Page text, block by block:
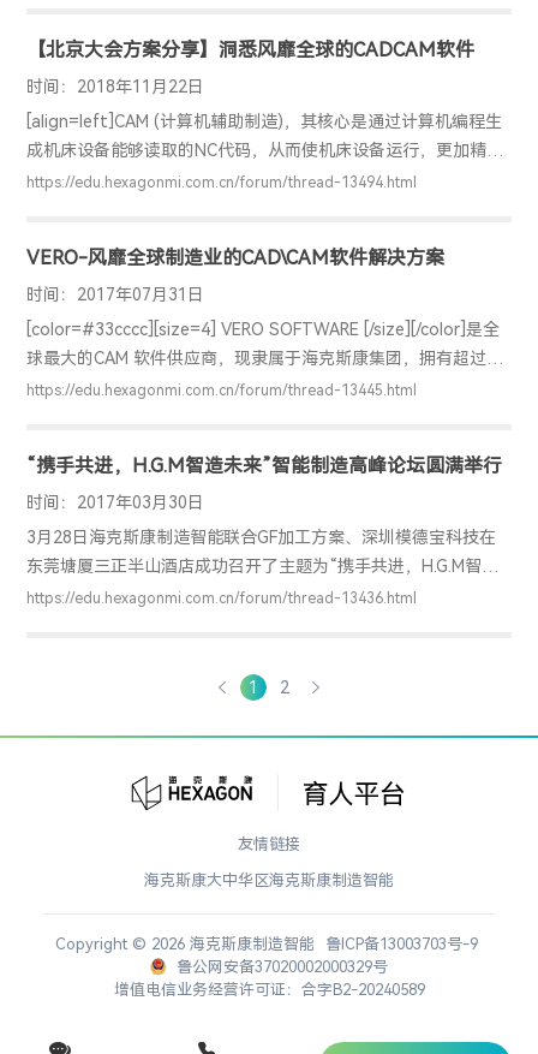
制注塑模具二维工程图设计，按照机械制图标准，正确、完整的
表达该塑料件的结构和技术要求等技术规范。 6.塑件成型方案说
明书编写塑件成型方案说明书，体现模具设计思路、合理性、创
新性。 7.数控加工工艺与编程根据注塑模具三维模型设计图纸设
加工工艺过程卡。运用CAM软件功能，编制数控加工程序。 8.数
【北京大会方案分享】洞悉风靡全球的CADCAM软件
时间：2018年11月22日
[align=left]CAM (计算机辅助制造)，其核心是通过计算机编程生
成机床设备能够读取的NC代码，从而使机床设备运行，更加精
确、高效，节约成本。 海克斯康旗下的Vero 软件是全球主流的
斯康北京用户大会中，位于仿真设计与加工展岛的Vero软件也受
到了广泛的关注。 下面我们就一起来听专家介绍一下Vero先进的
设计制造解决方案。 从视频中，我们了解到Vero软件在全球有如
此
https://edu.hexagonmi.com.cn/forum/thread-13494.html
VERO-风靡全球制造业的CAD\CAM软件解决方案
时间：2017年07月31日
[color=#33cccc][size=4] VERO SOFTWARE [/size][/color]是全
球最大的CAM 软件供应商，现隶属于海克斯康集团，拥有超过
140多家代理商遍布全球45个国家和地区，全球超过23万套软件
VERO提供了金属切削、钣金加工、木工石材等众多行业的专业
CAD/CAM 解决方案。 [align=center][im
https://edu.hexagonmi.com.cn/forum/thread-13445.html
“携手共进，H.G.M智造未来”智能制造高峰论坛圆满举行
时间：2017年03月30日
3月28日海克斯康制造智能联合GF加工方案、深圳模德宝科技在
东莞塘厦三正半山酒店成功召开了主题为“携手共进，H.G.M智造
未来”的智能制造高峰论坛。来自华南地区的近300名专业客户参
1.jpg[/img][/align][align=left] 本次会议得到了华南地区相关组织
华先生为本次会议作
https://edu.hexagonmi.com.cn/forum/thread-13436.html
1 2
友情链接
海克斯康大中华区海克斯康制造智能
Copyright © 2026 海克斯康制造智能
鲁ICP备13003703号-9
鲁公网安备37020002000329号
增值电信业务经营许可证：合字B2-20240589